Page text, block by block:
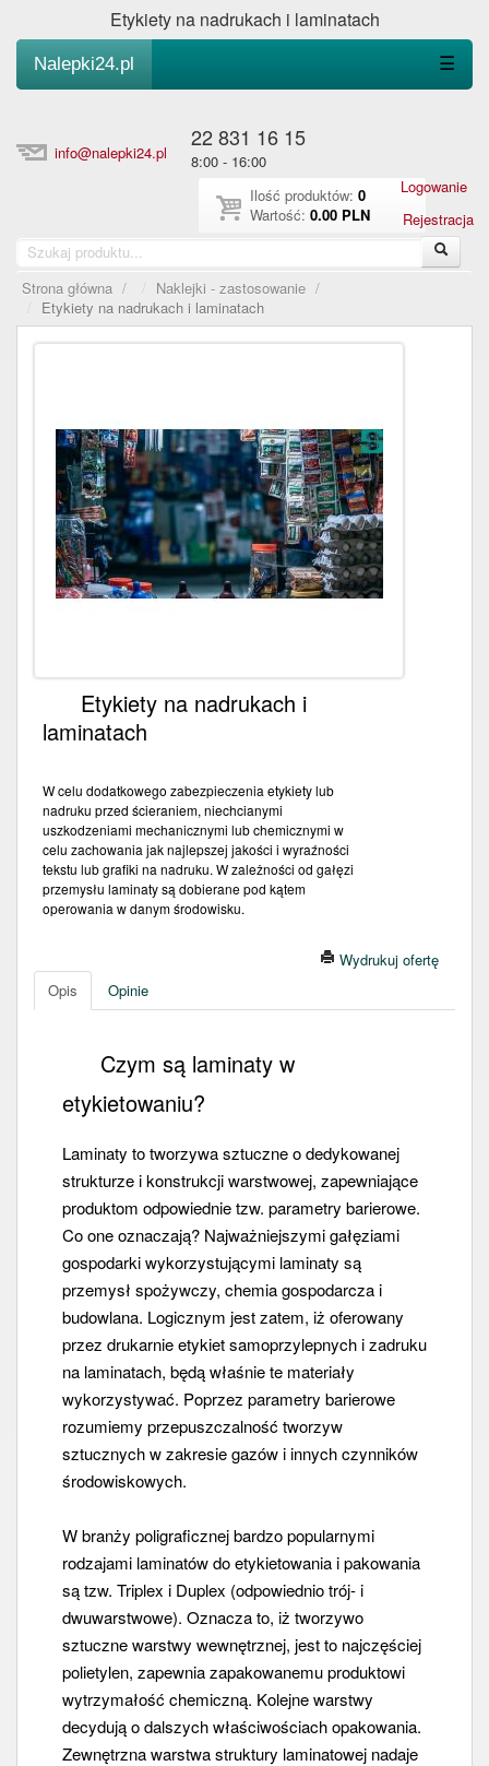
Etykiety na nadrukach i laminatach
Nalepki24.pl ☰
Logowanie
Rejestracja
info@nalepki24.pl
22 831 16 15
8:00 - 16:00
Ilość produktów: 0
Wartość: 0.00 PLN
Strona główna / Naklejki - zastosowanie /
Etykiety na nadrukach i laminatach
Etykiety na nadrukach i
laminatach
W celu dodatkowego zabezpieczenia etykiety lub
nadruku przed ścieraniem, niechcianymi
uszkodzeniami mechanicznymi lub chemicznymi w
celu zachowania jak najlepszej jakości i wyraźności
tekstu lub grafiki na nadruku. W zależności od gałęzi
przemysłu laminaty są dobierane pod kątem
operowania w danym środowisku.
Wydrukuj ofertę
Opis
Opinie
Czym są laminaty w
etykietowaniu?
Laminaty to tworzywa sztuczne o dedykowanej
strukturze i konstrukcji warstwowej, zapewniające
produktom odpowiednie tzw. parametry barierowe.
Co one oznaczają? Najważniejszymi gałęziami
gospodarki wykorzystującymi laminaty są
przemysł spożywczy, chemia gospodarcza i
budowlana. Logicznym jest zatem, iż oferowany
przez drukarnie etykiet samoprzylepnych i zadruku
na laminatach, będą właśnie te materiały
wykorzystywać. Poprzez parametry barierowe
rozumiemy przepuszczalność tworzyw
sztucznych w zakresie gazów i innych czynników
środowiskowych.
W branży poligraficznej bardzo popularnymi
rodzajami laminatów do etykietowania i pakowania
są tzw. Triplex i Duplex (odpowiednio trój- i
dwuwarstwowe). Oznacza to, iż tworzywo
sztuczne warstwy wewnętrznej, jest to najczęściej
polietylen, zapewnia zapakowanemu produktowi
wytrzymałość chemiczną. Kolejne warstwy
decydują o dalszych właściwościach opakowania.
Zewnętrzna warstwa struktury laminatowej nadaje